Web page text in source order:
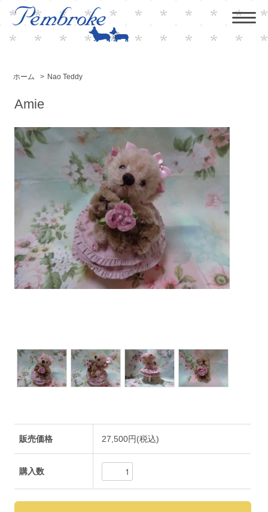
ホーム > Nao Teddy
Amie
販売価格 27,500円(税込)
購入数